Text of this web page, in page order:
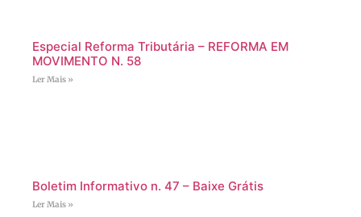
Especial Reforma Tributária – REFORMA EM
MOVIMENTO N. 58
Ler Mais »
Boletim Informativo n. 47 – Baixe Grátis
Ler Mais »